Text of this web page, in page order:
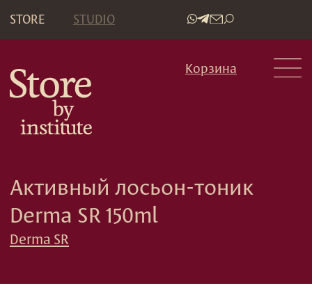
STORE STUDIO
•
Активный лосьон-тоник